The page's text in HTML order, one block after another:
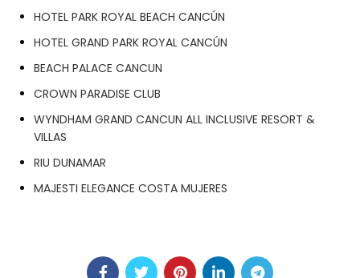
HOTEL PARK ROYAL BEACH CANCÚN
HOTEL GRAND PARK ROYAL CANCÚN
BEACH PALACE CANCUN
CROWN PARADISE CLUB
WYNDHAM GRAND CANCUN ALL INCLUSIVE RESORT &
VILLAS
RIU DUNAMAR
MAJESTI ELEGANCE COSTA MUJERES